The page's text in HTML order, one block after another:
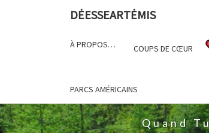
DĖESSEARTĖMIS
À PROPOS… COUPS DE CŒUR
PARCS AMÉRICAINS
Quand